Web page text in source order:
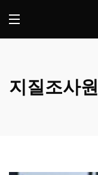
지질조사원